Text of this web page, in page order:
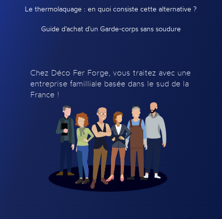
Le thermolaquage : en quoi consiste cette alternative ?
Guide d'achat d'un Garde-corps sans soudure
Chez Déco Fer Forge, vous traitez avec une
entreprise familliale basée dans le sud de la
France !